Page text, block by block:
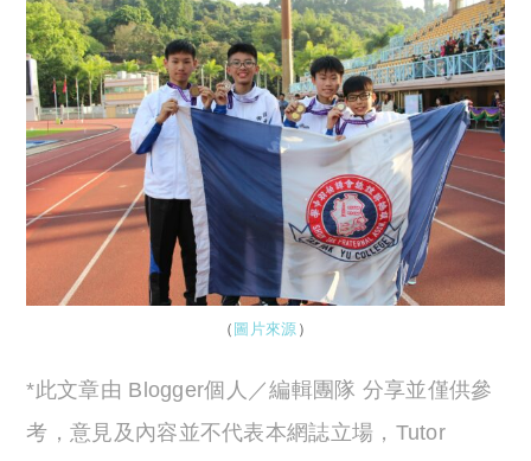
（ 圖片來源 ）
*此文章由 Blogger個人／編輯團隊 分享並僅供參
考，意見及內容並不代表本網誌立場，Tutor